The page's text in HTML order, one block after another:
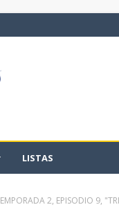
LISTAS
2, EPISODIO 9,